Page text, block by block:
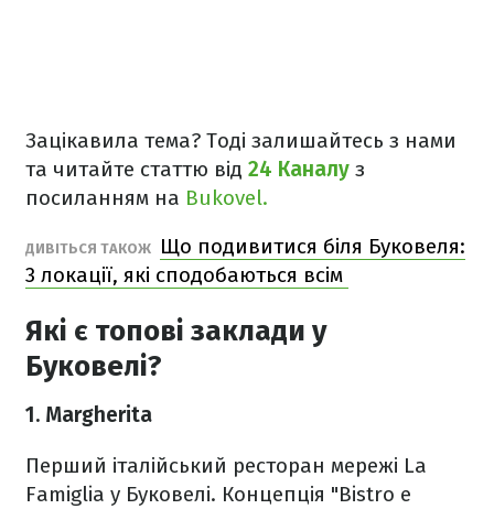
Зацікавила тема? Тоді залишайтесь з нами
та читайте статтю від 24 Каналу з
посиланням на Bukovel.
ДИВІТЬСЯ ТАКОЖ
Що подивитися біля Буковеля:
3 локації, які сподобаються всім
Які є топові заклади у
Буковелі?
1. Margherita
Перший італійський ресторан мережі La
Famiglia у Буковелі. Концепція "Bistro e